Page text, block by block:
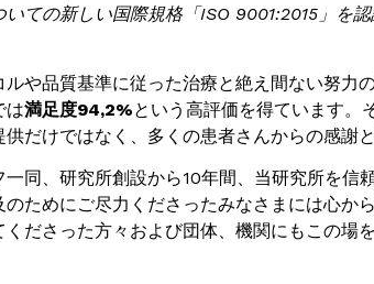
ての新しい国際規格「ISO 9001:2015」を
ルや品質基準に従った治療と絶え間ない努力
は満足度94,2%という高評価を得ています。
だけではなく、多くの患者さんからの感謝
一同、研究所創設から10年間、当研究所を信
のためにご尽力くださったみなさまには心か
ださった方々および団体、機関にもこの場